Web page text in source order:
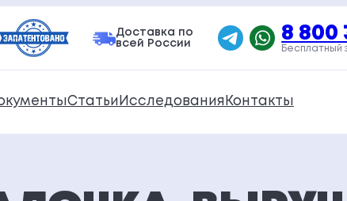
Доставка по
всей России
8 800
Бесплатный
Статьи Исследования Контакты